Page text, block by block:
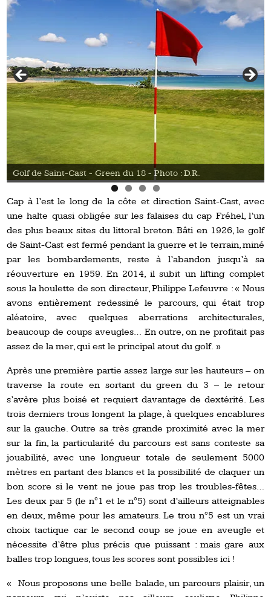
Golf de Saint-Cast - Green du 18 - Photo : D.R.
Cap à l’est le long de la côte et direction Saint-Cast, avec
une halte quasi obligée sur les falaises du cap Fréhel, l’un
des plus beaux sites du littoral breton. Bâti en 1926, le golf
de Saint-Cast est fermé pendant la guerre et le terrain, miné
par les bombardements, reste à l’abandon jusqu’à sa
réouverture en 1959. En 2014, il subit un lifting complet
sous la houlette de son directeur, Philippe Lefeuvre : « Nous
avons entièrement redessiné le parcours, qui était trop
aléatoire, avec quelques aberrations architecturales,
beaucoup de coups aveugles… En outre, on ne profitait pas
assez de la mer, qui est le principal atout du golf. »
Après une première partie assez large sur les hauteurs – on
traverse la route en sortant du green du 3 – le retour
s’avère plus boisé et requiert davantage de dextérité. Les
trois derniers trous longent la plage, à quelques encablures
sur la gauche. Outre sa très grande proximité avec la mer
sur la fin, la particularité du parcours est sans conteste sa
jouabilité, avec une longueur totale de seulement 5000
mètres en partant des blancs et la possibilité de claquer un
bon score si le vent ne joue pas trop les troubles-fêtes…
Les deux par 5 (le n°1 et le n°5) sont d’ailleurs atteignables
en deux, même pour les amateurs. Le trou n°5 est un vrai
choix tactique car le second coup se joue en aveugle et
nécessite d’être plus précis que puissant : mais gare aux
balles trop longues, tous les scores sont possibles ici !
« Nous proposons une belle balade, un parcours plaisir, un